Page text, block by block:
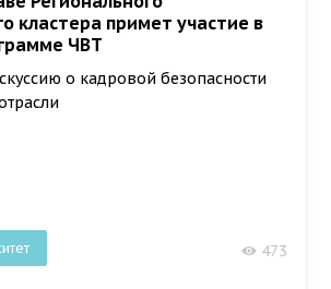
кластера примет участие в
ЧВТ
о кадровой безопасности
473